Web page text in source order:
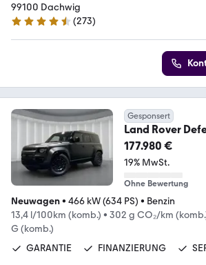
99100 Dachwig
4.5 Sterne
(273)
Gesponsert
Land Rover
BLACK 4.4 P635
177.980 €
19% MwSt.
Ohne Bewertung
Neuwagen• 466 kW (634 PS) • Benzin
13,4 l/100km (komb.) • 302 g CO₂/km
G (komb.)
GARANTIE
FINANZIERUNG